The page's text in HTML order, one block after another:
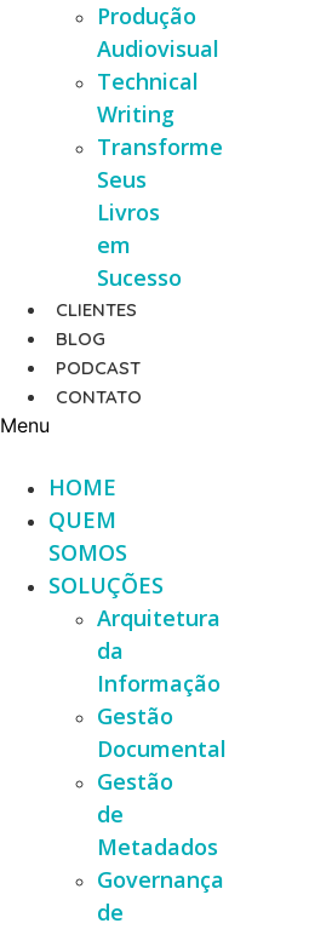
Produção
Audiovisual
Technical
Writing
Transforme
Seus
Livros
em
Sucesso
CLIENTES
BLOG
PODCAST
CONTATO
Menu
HOME
QUEM
SOMOS
SOLUÇÕES
Arquitetura
da
Informação
Gestão
Documental
Gestão
de
Metadados
Governança
de